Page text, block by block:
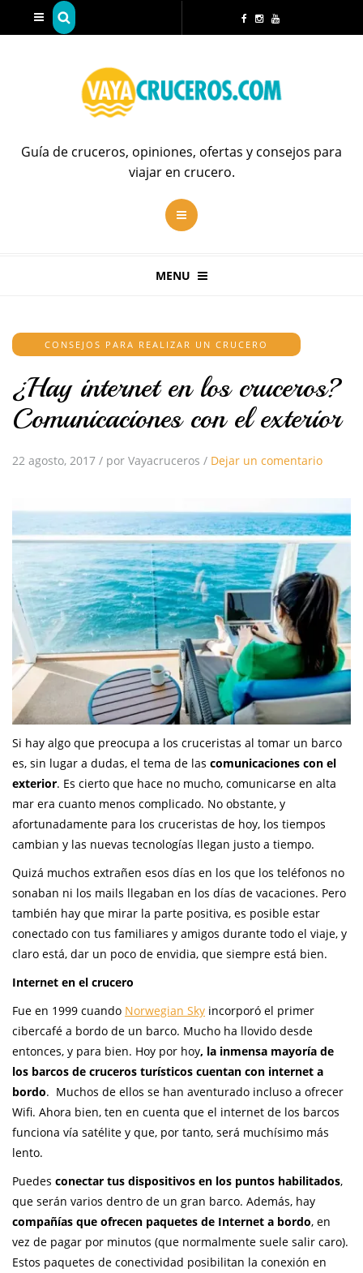
Guía de cruceros, opiniones, ofertas y consejos para
viajar en crucero.
MENU
CONSEJOS PARA REALIZAR UN CRUCERO
¿Hay internet en los cruceros?
Comunicaciones con el exterior
22 agosto, 2017 / por Vayacruceros / Dejar un comentario
Si hay algo que preocupa a los cruceristas al tomar un barco
es, sin lugar a dudas, el tema de las comunicaciones con el
exterior. Es cierto que hace no mucho, comunicarse en alta
mar era cuanto menos complicado. No obstante, y
afortunadamente para los cruceristas de hoy, los tiempos
cambian y las nuevas tecnologías llegan justo a tiempo.
Quizá muchos extrañen esos días en los que los teléfonos no
sonaban ni los mails llegaban en los días de vacaciones. Pero
también hay que mirar la parte positiva, es posible estar
conectado con tus familiares y amigos durante todo el viaje, y
claro está, dar un poco de envidia, que siempre está bien.
Internet en el crucero
Fue en 1999 cuando Norwegian Sky incorporó el primer
cibercafé a bordo de un barco. Mucho ha llovido desde
entonces, y para bien. Hoy por hoy, la inmensa mayoría de
los barcos de cruceros turísticos cuentan con internet a
bordo. Muchos de ellos se han aventurado incluso a ofrecer
Wifi. Ahora bien, ten en cuenta que el internet de los barcos
funciona vía satélite y que, por tanto, será muchísimo más
lento.
Puedes conectar tus dispositivos en los puntos habilitados,
que serán varios dentro de un gran barco. Además, hay
compañías que ofrecen paquetes de Internet a bordo, en
vez de pagar por minutos (que normalmente suele salir caro).
Estos paquetes de conectividad posibilitan la conexión en